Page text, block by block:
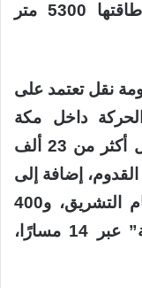
مدعومة بمنظومات مياه تتجاوز طاقتها 5300 متر
نقل تعتمد على
الحركة داخل مكة
المكرمة والمشاعر المقدسة، تشمل أكثر من 23 ألف
لمنافذ القدوم، إضافة إلى
أكثر من 2300 حافلة مخصصة لأيام التشريق، و400
حافلة ضمن مشروع “حافلات مكة” عبر 14 مسارًا،